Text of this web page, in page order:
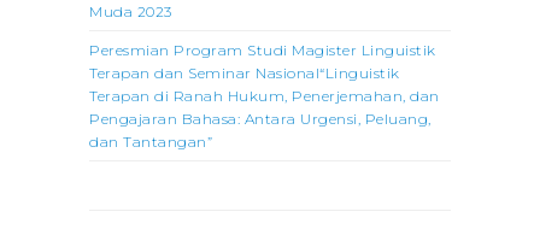
Muda 2023
Peresmian Program Studi Magister Linguistik
Terapan dan Seminar Nasional“Linguistik
Terapan di Ranah Hukum, Penerjemahan, dan
Pengajaran Bahasa: Antara Urgensi, Peluang,
dan Tantangan”